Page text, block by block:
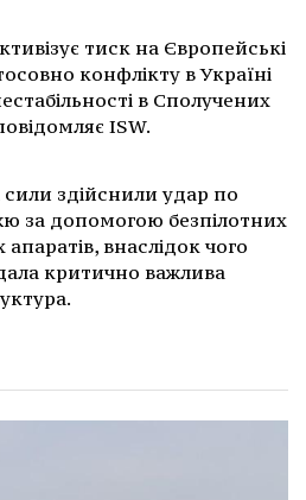
тиск на Європейські
конфлікту в Україні
в Сполучених
ISW.
сили здійснили удар по
за допомогою безпілотних
апаратів, внаслідок чого
критично важлива